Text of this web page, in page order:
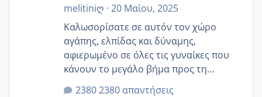
melitiniღ · 20 Μαίου, 2025
Καλωσορίσατε σε αυτόν τον χώρο
αγάπης, ελπίδας και δύναμης,
αφιερωμένο σε όλες τις γυναίκες που
κάνουν το μεγάλο βήμα προς τη
μητρότητα μέσω εξωσωματικής το 2025.
2380 απαντήσεις